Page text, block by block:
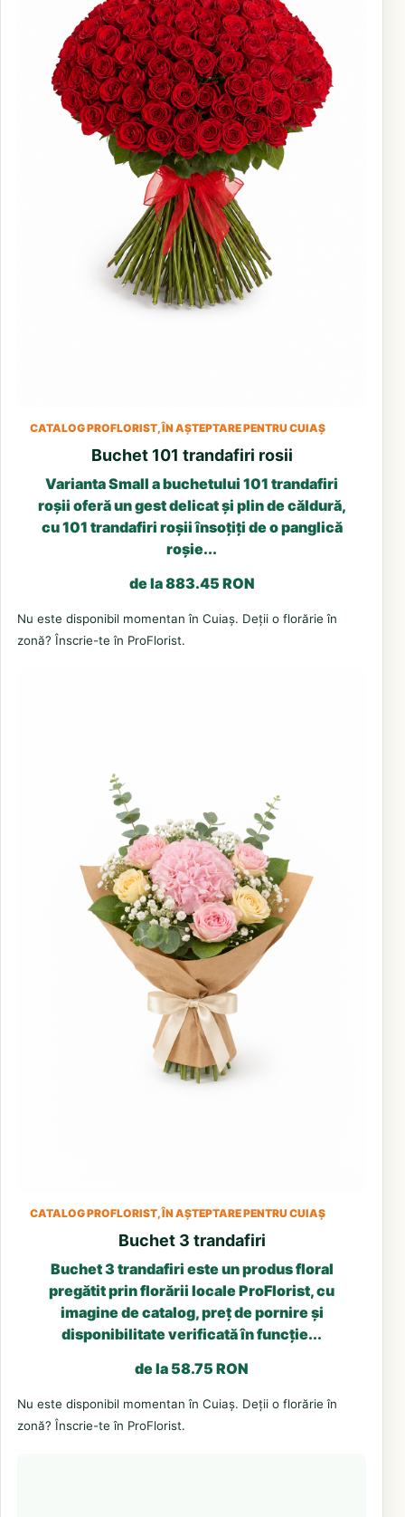
CATALOG PROFLORIST, ÎN AȘTEPTARE PENTRU CUIAȘ
Buchet 101 trandafiri rosii
Varianta Small a buchetului 101 trandafiri
roșii oferă un gest delicat și plin de căldură,
cu 101 trandafiri roșii însoțiți de o panglică
roșie...
de la 883.45 RON
Nu este disponibil momentan în Cuiaș. Deții o florărie în
zonă? Înscrie-te în ProFlorist.
CATALOG PROFLORIST, ÎN AȘTEPTARE PENTRU CUIAȘ
Buchet 3 trandafiri
Buchet 3 trandafiri este un produs floral
pregătit prin florării locale ProFlorist, cu
imagine de catalog, preț de pornire și
disponibilitate verificată în funcție...
de la 58.75 RON
Nu este disponibil momentan în Cuiaș. Deții o florărie în
zonă? Înscrie-te în ProFlorist.